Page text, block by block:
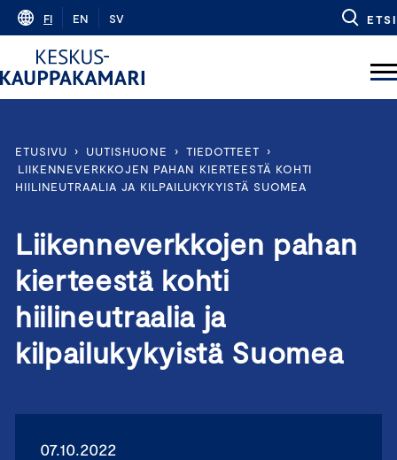
Skip
content
FI EN SV ETSI
ETUSIVU › UUTISHUONE › TIEDOTTEET
›
LIIKENNEVERKKOJEN PAHAN KIERTEESTÄ KOHTI
HIILINEUTRAALIA JA KILPAILUKYKYISTÄ SUOMEA
Liikenneverkkojen pahan
kierteestä kohti
hiilineutraalia ja
kilpailukykyistä Suomea
07.10.2022